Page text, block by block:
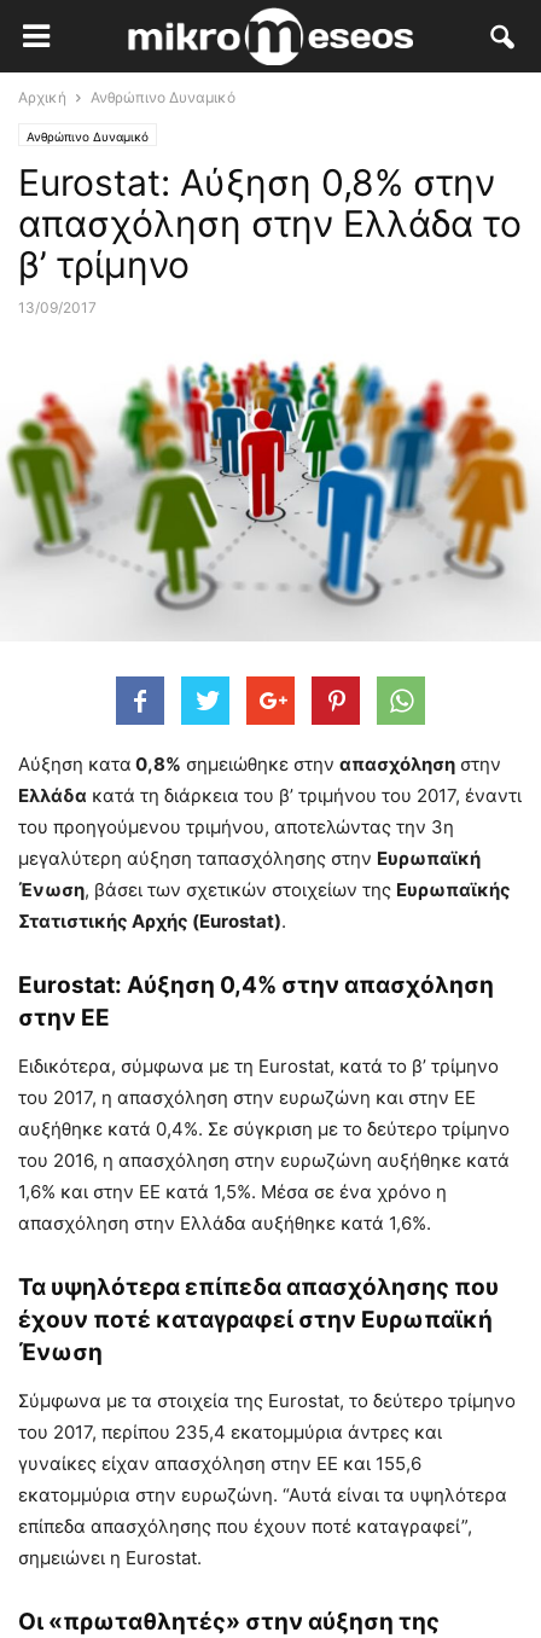
Αρχική Ανθρώπινο Δυναμικό
Ανθρώπινο Δυναμικό
Eurostat: Αύξηση 0,8% στην
απασχόληση στην Ελλάδα το
β’ τρίμηνο
13/09/2017
Αύξηση κατα 0,8% σημειώθηκε στην απασχόληση στην
Ελλάδα κατά τη διάρκεια του β’ τριμήνου του 2017, έναντι
του προηγούμενου τριμήνου, αποτελώντας την 3η
μεγαλύτερη αύξηση ταπασχόλησης στην Ευρωπαϊκή
Ένωση, βάσει των σχετικών στοιχείων της Ευρωπαϊκής
Στατιστικής Αρχής (Eurostat).
Eurostat: Αύξηση 0,4% στην απασχόληση
στην ΕΕ
Ειδικότερα, σύμφωνα με τη Eurostat, κατά το β’ τρίμηνο
του 2017, η απασχόληση στην ευρωζώνη και στην ΕΕ
αυξήθηκε κατά 0,4%. Σε σύγκριση με το δεύτερο τρίμηνο
του 2016, η απασχόληση στην ευρωζώνη αυξήθηκε κατά
1,6% και στην ΕΕ κατά 1,5%. Μέσα σε ένα χρόνο η
απασχόληση στην Ελλάδα αυξήθηκε κατά 1,6%.
Τα υψηλότερα επίπεδα απασχόλησης που
έχουν ποτέ καταγραφεί στην Ευρωπαϊκή
Ένωση
Σύμφωνα με τα στοιχεία της Eurostat, το δεύτερο τρίμηνο
του 2017, περίπου 235,4 εκατομμύρια άντρες και
γυναίκες είχαν απασχόληση στην ΕΕ και 155,6
εκατομμύρια στην ευρωζώνη. “Αυτά είναι τα υψηλότερα
επίπεδα απασχόλησης που έχουν ποτέ καταγραφεί”,
σημειώνει η Eurostat.
Οι «πρωταθλητές» στην αύξηση της